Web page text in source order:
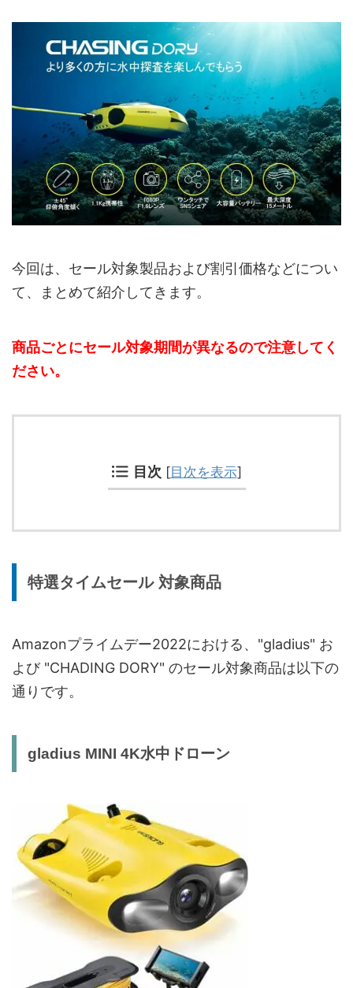
今回は、セール対象製品および割引価格などについ
て、まとめて紹介してきます。
商品ごとにセール対象期間が異なるので注意してく
ださい。
目次 [目次を表示]
特選タイムセール 対象商品
Amazonプライムデー2022における、"gladius" お
よび "CHADING DORY" のセール対象商品は以下の
通りです。
gladius MINI 4K水中ドローン